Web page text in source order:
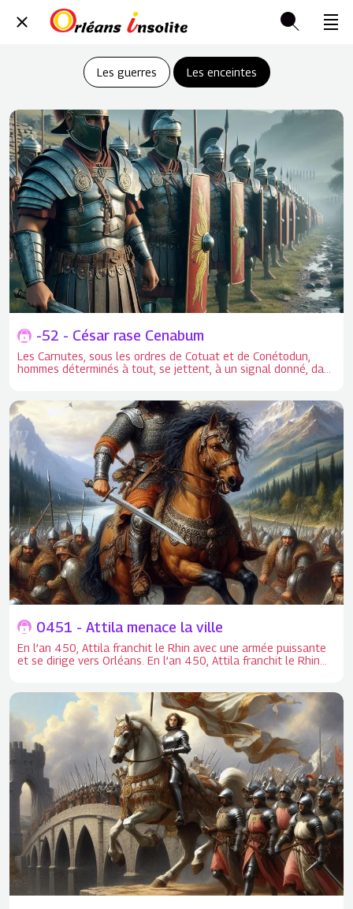
Les guerres Les enceintes
-52 - César rase Cenabum
Les Carnutes, sous les ordres de Cotuat et de Conétodun,
hommes déterminés à tout, se jettent, à un signal donné, dans
donné, dans Genabum (Orléans). Ils massacrent les citoyens
romains qui s'y trouvaient pour affaires de commerce, avec
parmi eux, entre autres C- Fusius Cita, estimable chevalier
romain, que César avait mis à la tête des vivres. Ils pillent tous
leurs biens.
0451 - Attila menace la ville
En l’an 450, Attila franchit le Rhin avec une armée puissante
et se dirige vers Orléans. En l’an 450, Attila franchit le Rhin
l’herbe ne repoussait plus là où son cheval galopait.